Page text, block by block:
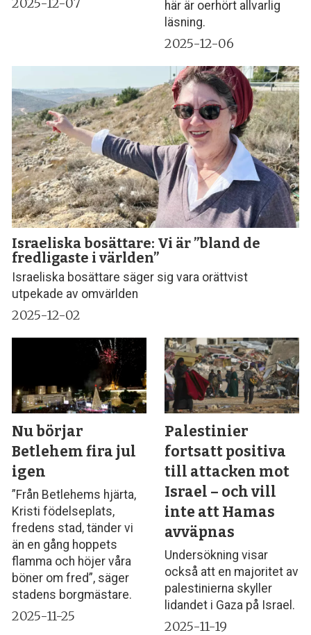
här är oerhört allvarlig
läsning.
2025-12-06
Israeliska bosättare: Vi är ”bland de
fredligaste i världen”
Israeliska bosättare säger sig vara orättvist
utpekade av omvärlden
2025-12-02
Nu börjar
Betlehem fira jul
igen
”Från Betlehems hjärta,
Kristi födelseplats,
fredens stad, tänder vi
än en gång hoppets
flamma och höjer våra
böner om fred”, säger
stadens borgmästare.
2025-11-25
Palestinier
fortsatt positiva
till attacken mot
Israel – och vill
inte att Hamas
avväpnas
Undersökning visar
också att en majoritet av
palestinierna skyller
lidandet i Gaza på Israel.
2025-11-19